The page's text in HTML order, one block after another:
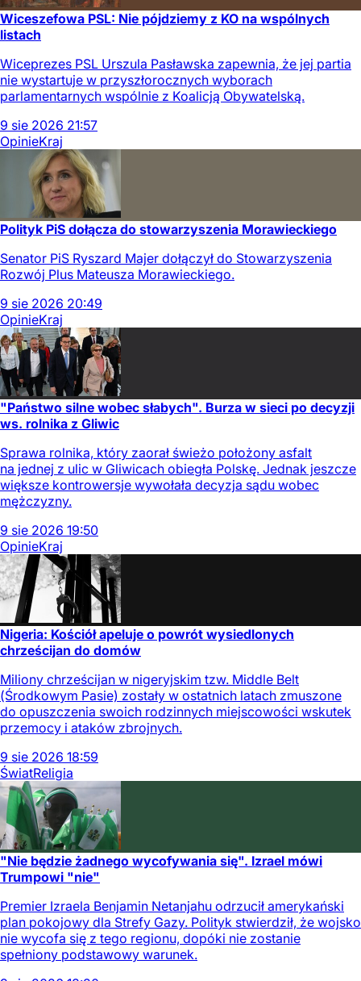
Wiceszefowa PSL: Nie pójdziemy z KO na wspólnych
listach
Wiceprezes PSL Urszula Pasławska zapewnia, że jej partia
nie wystartuje w przyszłorocznych wyborach
parlamentarnych wspólnie z Koalicją Obywatelską.
9 sie 2026 21:57
OpinieKraj
Polityk PiS dołącza do stowarzyszenia Morawieckiego
Senator PiS Ryszard Majer dołączył do Stowarzyszenia
Rozwój Plus Mateusza Morawieckiego.
9 sie 2026 20:49
OpinieKraj
"Państwo silne wobec słabych". Burza w sieci po decyzji
ws. rolnika z Gliwic
Sprawa rolnika, który zaorał świeżo położony asfalt
na jednej z ulic w Gliwicach obiegła Polskę. Jednak jeszcze
większe kontrowersje wywołała decyzja sądu wobec
mężczyzny.
9 sie 2026 19:50
OpinieKraj
Nigeria: Kościół apeluje o powrót wysiedlonych
chrześcijan do domów
Miliony chrześcijan w nigeryjskim tzw. Middle Belt
(Środkowym Pasie) zostały w ostatnich latach zmuszone
do opuszczenia swoich rodzinnych miejscowości wskutek
przemocy i ataków zbrojnych.
9 sie 2026 18:59
ŚwiatReligia
"Nie będzie żadnego wycofywania się". Izrael mówi
Trumpowi "nie"
Premier Izraela Benjamin Netanjahu odrzucił amerykański
plan pokojowy dla Strefy Gazy. Polityk stwierdził, że wojsko
nie wycofa się z tego regionu, dopóki nie zostanie
spełniony podstawowy warunek.